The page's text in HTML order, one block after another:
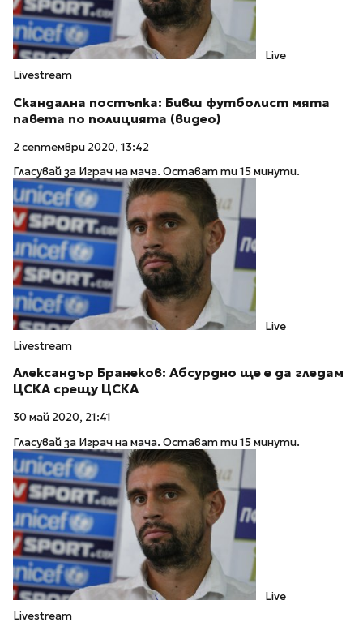
Live
Livestream
Скандална постъпка: Бивш футболист мята
павета по полицията (видео)
2 септември 2020, 13:42
Гласувай за Играч на мача. Остават ти 15 минути.
Live
Livestream
Александър Бранеков: Абсурдно ще е да гледам
ЦСКА срещу ЦСКА
30 май 2020, 21:41
Гласувай за Играч на мача. Остават ти 15 минути.
Live
Livestream